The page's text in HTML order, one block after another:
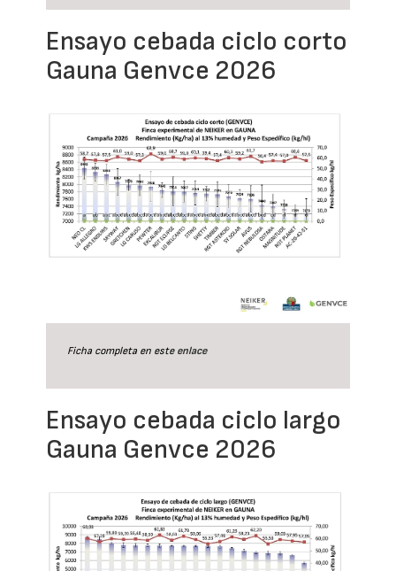
Ensayo cebada ciclo corto
Gauna Genvce 2026
Ficha completa en este enlace
Ensayo cebada ciclo largo
Gauna Genvce 2026